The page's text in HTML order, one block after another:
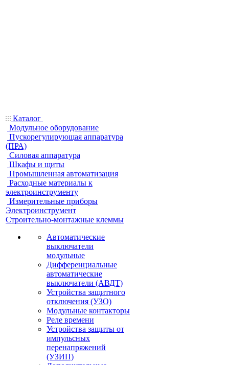
Каталог
Модульное оборудование
Пускорегулирующая аппаратура
(ПРА)
Силовая аппаратура
Шкафы и щиты
Промышленная автоматизация
Расходные материалы к
электроинструменту
Измерительные приборы
Электроинструмент
Строительно-монтажные клеммы
Автоматические
выключатели
модульные
Дифференциальные
автоматические
выключатели (АВДТ)
Устройства защитного
отключения (УЗО)
Модульные контакторы
Реле времени
Устройства защиты от
импульсных
перенапряжений
(УЗИП)